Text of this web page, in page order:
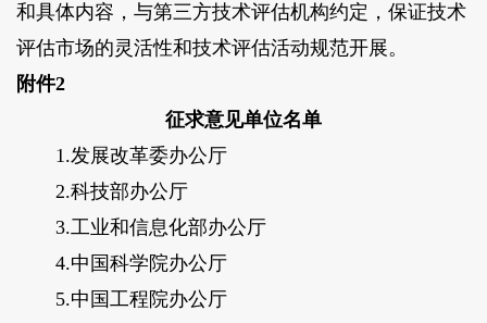
和具体内容，与第三方技术评估机构约定，保证技术
评估市场的灵活性和技术评估活动规范开展。
附件2
征求意见单位名单
1.发展改革委办公厅
2.科技部办公厅
3.工业和信息化部办公厅
4.中国科学院办公厅
5.中国工程院办公厅